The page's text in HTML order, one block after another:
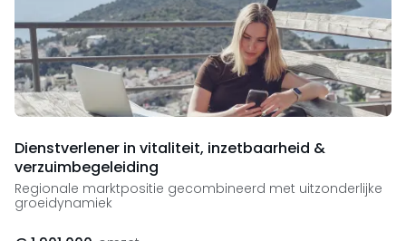
Dienstverlener in vitaliteit, inzetbaarheid &
verzuimbegeleiding
Regionale marktpositie gecombineerd met uitzonderlijke
groeidynamiek